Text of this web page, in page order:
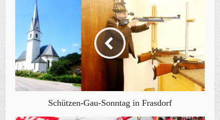
Schützen-Gau-Sonntag in Frasdorf